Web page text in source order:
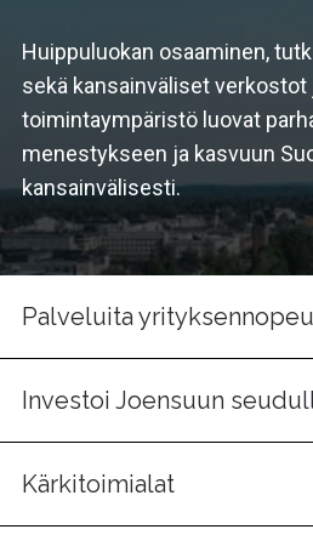
Huippuluokan osaaminen,
sekä kansainväliset verkostot
toimintaympäristö luovat
menestykseen ja kasvuun
kansainvälisesti.
Palveluita
Investoi Joensuun
Kärkitoimialat